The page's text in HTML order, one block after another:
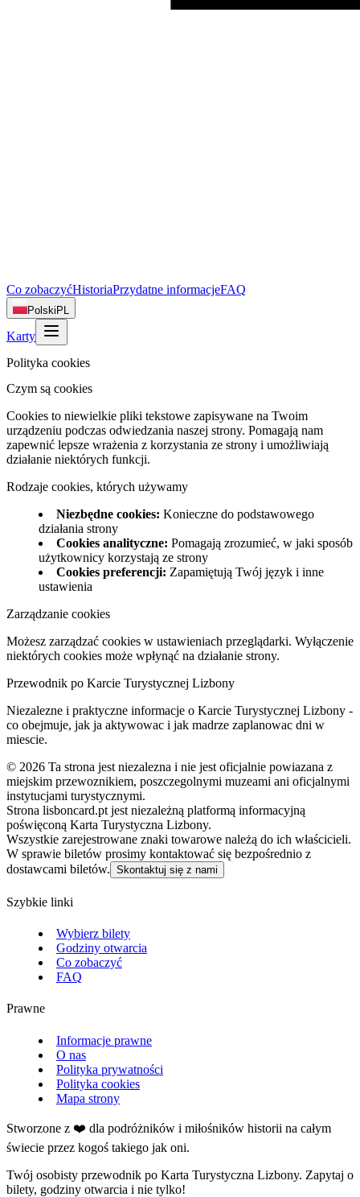
Co zobaczyćHistoriaPrzydatne informacjeFAQ
Polski PL
Karty
Polityka cookies
Czym są cookies
Cookies to niewielkie pliki tekstowe zapisywane na Twoim
urządzeniu podczas odwiedzania naszej strony. Pomagają nam
zapewnić lepsze wrażenia z korzystania ze strony i umożliwiają
działanie niektórych funkcji.
Rodzaje cookies, których używamy
Niezbędne cookies: Konieczne do podstawowego
działania strony
Cookies analityczne: Pomagają zrozumieć, w jaki sposób
użytkownicy korzystają ze strony
Cookies preferencji: Zapamiętują Twój język i inne
ustawienia
Zarządzanie cookies
Możesz zarządzać cookies w ustawieniach przeglądarki. Wyłączenie
niektórych cookies może wpłynąć na działanie strony.
Przewodnik po Karcie Turystycznej Lizbony
Niezalezne i praktyczne informacje o Karcie Turystycznej Lizbony -
co obejmuje, jak ja aktywowac i jak madrze zaplanowac dni w
miescie.
© 2026 Ta strona jest niezalezna i nie jest oficjalnie powiazana z
miejskim przewoznikiem, poszczegolnymi muzeami ani oficjalnymi
instytucjami turystycznymi.
Strona lisboncard.pt jest niezależną platformą informacyjną
poświęconą Karta Turystyczna Lizbony.
Wszystkie zarejestrowane znaki towarowe należą do ich właścicieli.
W sprawie biletów prosimy kontaktować się bezpośrednio z
dostawcami biletów. Skontaktuj się z nami
Szybkie linki
Wybierz bilety
Godziny otwarcia
Co zobaczyć
FAQ
Prawne
Informacje prawne
O nas
Polityka prywatności
Polityka cookies
Mapa strony
Stworzone z ❤️ dla podróżników i miłośników historii na całym
świecie przez kogoś takiego jak oni.
Twój osobisty przewodnik po Karta Turystyczna Lizbony. Zapytaj o
bilety, godziny otwarcia i nie tylko!